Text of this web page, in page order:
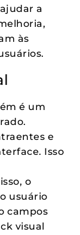
a
às
é um
e
Isso
o
usuário
campos
visual